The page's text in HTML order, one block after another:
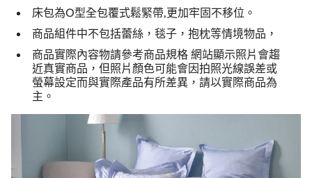
床包為O型全包覆式鬆緊帶,更加牢固不移位。
商品組件中不包括蕾絲，毯子，抱枕等情境物品，
商品實際內容物請參考商品規格 網站顯示照片會趨
近真實商品，但照片顏色可能會因拍照光線誤差或
螢幕設定而與實際產品有所差異，請以實際商品為
主。